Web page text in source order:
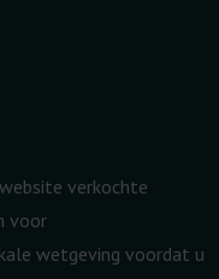
verkochte
voor
wetgeving voordat u